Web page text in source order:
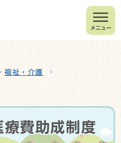
メニュー
福祉・介護
費助成制度